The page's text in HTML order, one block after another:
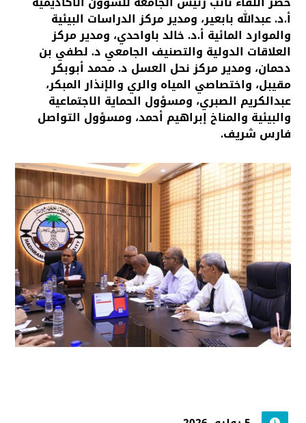
أ.د. عبدالله بابعير، ومدير مركز الدراسات البيئية
والموارد المائية أ.د. خالد باواحدي، ومدير مركز
العلاقات الدولية والتصنيف الجامعي د. لطفي بن
دحمان، ومدير مركز نحل العسل د. محمد أبوبكر
مقيبل، واختصاصي المياه والري والإنذار المبكر،
عبدالكريم الصبري، ومسؤول الحماية الاجتماعية
والبيئية والمناخ إبراهيم أحمد، ومسؤول التواصل
فارس شريف.